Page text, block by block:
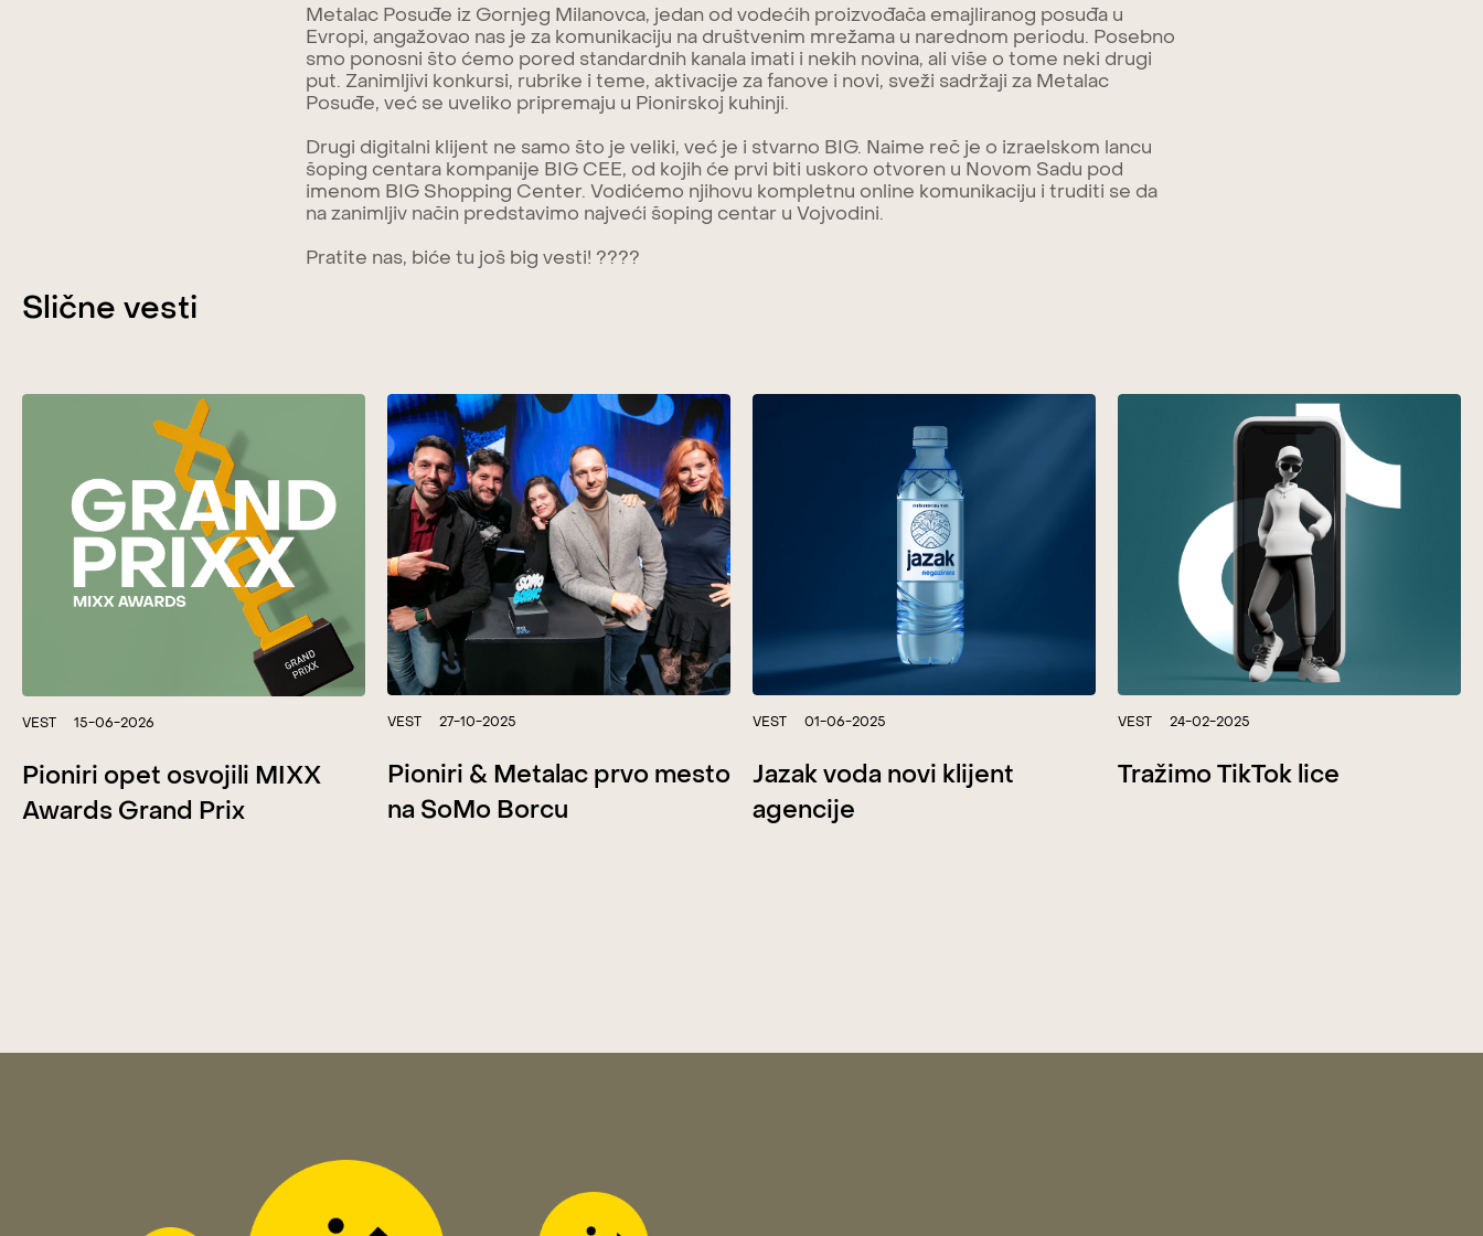
Metalac Posuđe iz Gornjeg Milanovca, jedan od vodećih proizvođača emajliranog posuđa u
Evropi, angažovao nas je za komunikaciju na društvenim mrežama u narednom periodu. Posebno
smo ponosni što ćemo pored standardnih kanala imati i nekih novina, ali više o tome neki drugi
put. Zanimljivi konkursi, rubrike i teme, aktivacije za fanove i novi, sveži sadržaji za Metalac
Posuđe, već se uveliko pripremaju u Pionirskoj kuhinji.
Drugi digitalni klijent ne samo što je veliki, već je i stvarno BIG. Naime reč je o izraelskom lancu
šoping centara kompanije BIG CEE, od kojih će prvi biti uskoro otvoren u Novom Sadu pod
imenom BIG Shopping Center. Vodićemo njihovu kompletnu online komunikaciju i truditi se da
na zanimljiv način predstavimo najveći šoping centar u Vojvodini.
Pratite nas, biće tu još big vesti! ????
Slične vesti
VEST 15-06-2026
Pioniri opet osvojili MIXX
Awards Grand Prix
VEST 27-10-2025
Pioniri & Metalac prvo mesto
na SoMo Borcu
VEST 01-06-2025
Jazak voda novi klijent
agencije
VEST 24-02-2025
Tražimo TikTok lice